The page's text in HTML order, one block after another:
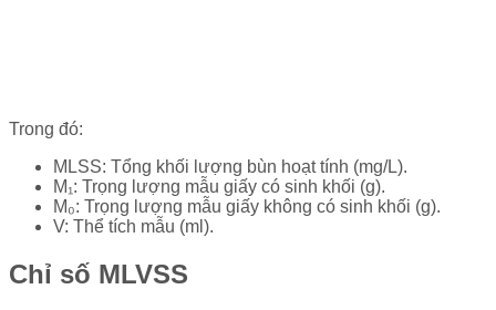
Trong đó:
MLSS: Tổng khối lượng bùn hoạt tính (mg/L).
M₁: Trọng lượng mẫu giấy có sinh khối (g).
M₀: Trọng lượng mẫu giấy không có sinh khối (g).
V: Thể tích mẫu (ml).
Chỉ số MLVSS